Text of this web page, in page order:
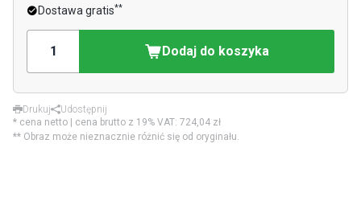
Dostawa gratis**
Dodaj do koszyka
Drukuj
Udostępnij
* cena netto | cena brutto z 19% VAT: 724,04 zł
** Obraz może nieznacznie różnić się od oryginału.